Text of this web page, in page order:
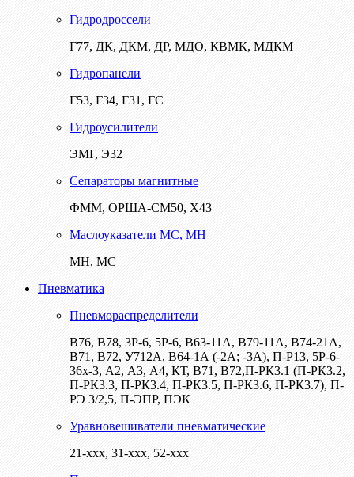
Гидродроссели
Г77, ДК, ДКМ, ДР, МДО, КВМК, МДКМ
Гидропанели
Г53, Г34, Г31, ГС
Гидроусилители
ЭМГ, Э32
Сепараторы магнитные
ФММ, ОРША-СМ50, Х43
Маслоуказатели МС, МН
МН, МС
Пневматика
Пневмораспределители
В76, В78, 3Р-6, 5Р-6, В63-11А, В79-11А, В74-21А,
В71, В72, У712А, В64-1А (-2А; -3А), П-Р13, 5Р-6-
36х-3, А2, А3, А4, КТ, В71, В72,П-РК3.1 (П-РК3.2,
П-РК3.3, П-РК3.4, П-РК3.5, П-РК3.6, П-РК3.7), П-
РЭ 3/2,5, П-ЭПР, ПЭК
Уравновешиватели пневматические
21-ххх, 31-ххх, 52-ххх